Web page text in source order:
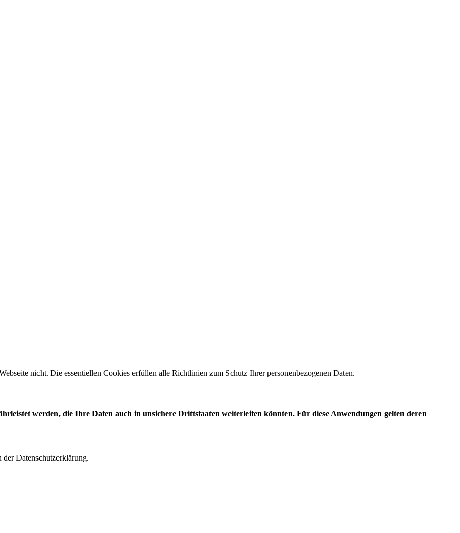
nicht. Die essentiellen Cookies erfüllen alle Richtlinien zum Schutz Ihrer personenbezogenen Daten.
werden, die Ihre Daten auch in unsichere Drittstaaten weiterleiten könnten. Für diese Anwendungen gelten deren
Datenschutzerklärung.